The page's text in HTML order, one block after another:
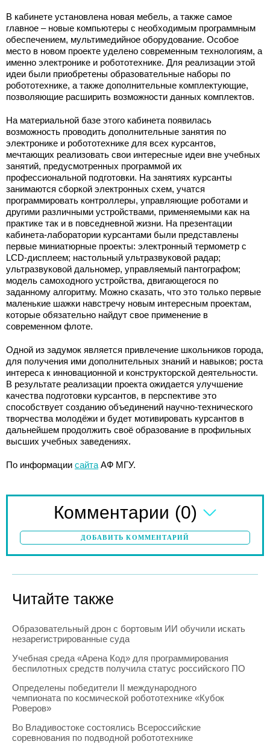
В кабинете установлена новая мебель, а также самое
главное – новые компьютеры с необходимым программным
обеспечением, мультимедийное оборудование. Особое
место в новом проекте уделено современным технологиям, а
именно электронике и робототехнике. Для реализации этой
идеи были приобретены образовательные наборы по
робототехнике, а также дополнительные комплектующие,
позволяющие расширить возможности данных комплектов.
На материальной базе этого кабинета появилась
возможность проводить дополнительные занятия по
электронике и робототехнике для всех курсантов,
мечтающих реализовать свои интересные идеи вне учебных
занятий, предусмотренных программой их
профессиональной подготовки. На занятиях курсанты
занимаются сборкой электронных схем, учатся
программировать контроллеры, управляющие роботами и
другими различными устройствами, применяемыми как на
практике так и в повседневной жизни. На презентации
кабинета-лаборатории курсантами были представлены
первые миниатюрные проекты: электронный термометр с
LCD-дисплеем; настольный ультразвуковой радар;
ультразвуковой дальномер, управляемый пантографом;
модель самоходного устройства, двигающегося по
заданному алгоритму. Можно сказать, что это только первые
маленькие шажки навстречу новым интересным проектам,
которые обязательно найдут свое применение в
современном флоте.
Одной из задумок является привлечение школьников города,
для получения ими дополнительных знаний и навыков; роста
интереса к инновационной и конструкторской деятельности.
В результате реализации проекта ожидается улучшение
качества подготовки курсантов, в перспективе это
способствует созданию объединений научно-технического
творчества молодёжи и будет мотивировать курсантов в
дальнейшем продолжить своё образование в профильных
высших учебных заведениях.
По информации сайта АФ МГУ.
Комментарии (0)
ДОБАВИТЬ КОММЕНТАРИЙ
Читайте также
Образовательный дрон с бортовым ИИ обучили искать
незарегистрированные суда
Учебная среда «Арена Код» для программирования
беспилотных средств получила статус российского ПО
Определены победители II международного
чемпионата по космической робототехнике «Кубок
Роверов»
Во Владивостоке состоялись Всероссийские
соревнования по подводной робототехнике